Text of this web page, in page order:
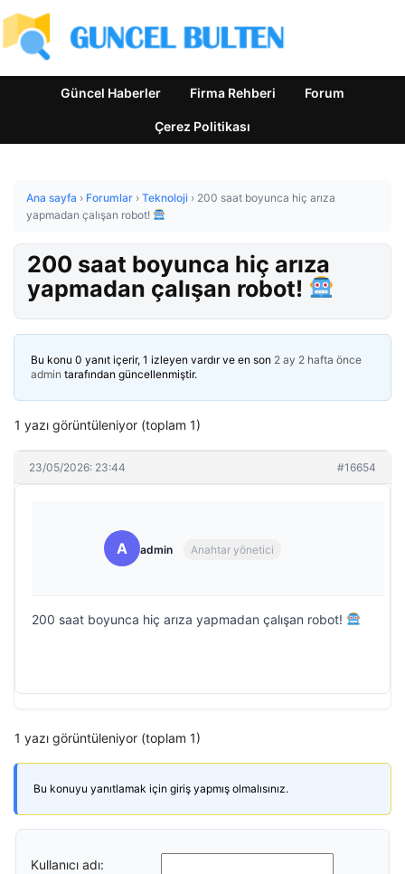
Güncel Haberler Firma Rehberi Forum
Çerez Politikası
Ana sayfa › Forumlar › Teknoloji › 200 saat boyunca hiç arıza
yapmadan çalışan robot!
200 saat boyunca hiç arıza
yapmadan çalışan robot!
Bu konu 0 yanıt içerir, 1 izleyen vardır ve en son 2 ay 2 hafta önce
admin tarafından güncellenmiştir.
1 yazı görüntüleniyor (toplam 1)
23/05/2026: 23:44 #16654
A admin Anahtar yönetici
200 saat boyunca hiç arıza yapmadan çalışan robot!
1 yazı görüntüleniyor (toplam 1)
Bu konuyu yanıtlamak için giriş yapmış olmalısınız.
Kullanıcı adı: